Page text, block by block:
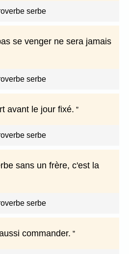
serbe
se venger ne sera jamais
serbe
avant le jour fixé.
serbe
sans un frère, c'est la
serbe
commander.